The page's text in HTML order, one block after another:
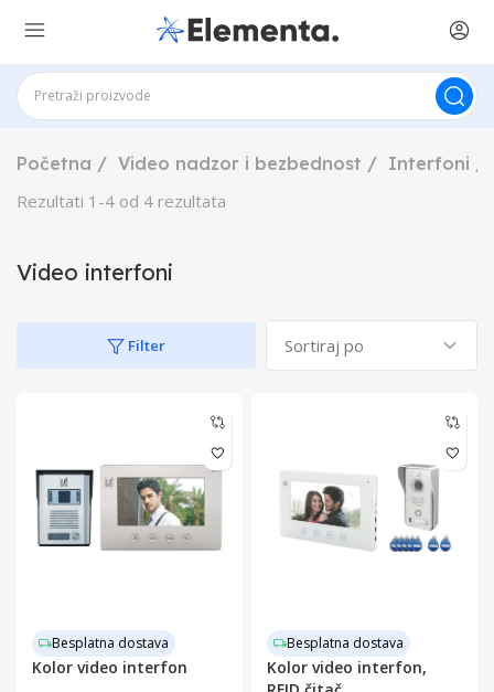
Početna Video nadzor i bezbednost
Interfoni
Rezultati 1 -4 od 4 rezultata
Video interfoni
Filter
Besplatna dostava
Kolor video interfon
Besplatna dostava
Kolor video interfon,